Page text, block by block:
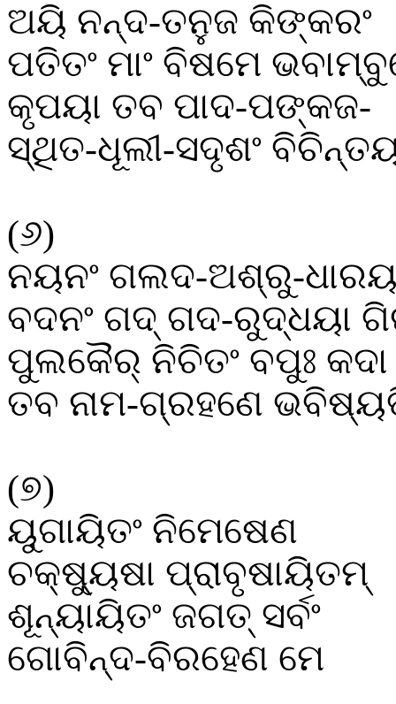
ଅୟି ନନ୍ଦ-ତନୁଜ କିଙ୍କରଂ
ପତିତଂ ମାଂ ବିଷମେ
କୃପୟା ତବ ପାଦ-ପଙ୍କଜ-
ସ୍ଥିତ-ଧୂଲୀ-ସଦୃଶଂ
(୬)
ନୟନଂ ଗଲଦ-ଅଶ୍ରୁ-
ବଦନଂ ଗଦ୍ ଗଦ-ରୁଦ୍ଧୟା
ପୁଲକୈର୍ ନିଚିତଂ ବପୁଃ କଦା
ତବ ନାମ-ଗ୍ରହଣେ
(୭)
ୟୁଗାୟିତଂ ନିମେଷେଣ
ଚକ୍ଷ୍ୟୁଷା ପ୍ରାବୃଷାୟିତମ୍
ଶୂନ୍ୟାୟିତଂ ଜଗତ୍ ସର୍ବଂ
ଗୋବିନ୍ଦ-ବିରହେଣ ମେ